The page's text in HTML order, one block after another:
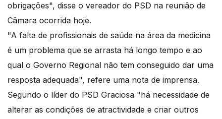
obrigações", disse o vereador do PSD na reunião de
Câmara ocorrida hoje.
"A falta de profissionais de saúde na área da medicina
é um problema que se arrasta há longo tempo e ao
qual o Governo Regional não tem conseguido dar uma
resposta adequada", refere uma nota de imprensa.
Segundo o líder do PSD Graciosa "há necessidade de
alterar as condições de atractividade e criar outros